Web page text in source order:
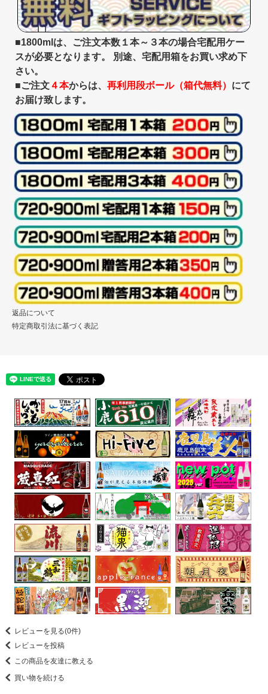
■1800mlは、ご注文本数１本～３本の場合宅配用ケー
スが必要となります。 別途、宅配用箱をお買い求め下
さい。
■ご注文４本からは、 再利用段ボール（箱代無料） にて
お届け致します。
返品について
特定商取引法に基づく表記
レビューを見る(0件)
レビューを投稿
この商品を友達に教える
買い物を続ける